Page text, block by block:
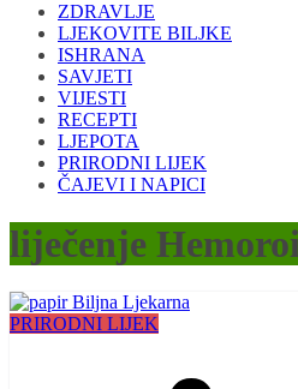
ZDRAVLJE
LJEKOVITE BILJKE
ISHRANA
SAVJETI
VIJESTI
RECEPTI
LJEPOTA
PRIRODNI LIJEK
ČAJEVI I NAPICI
liječenje
PRIRODNI LIJEK